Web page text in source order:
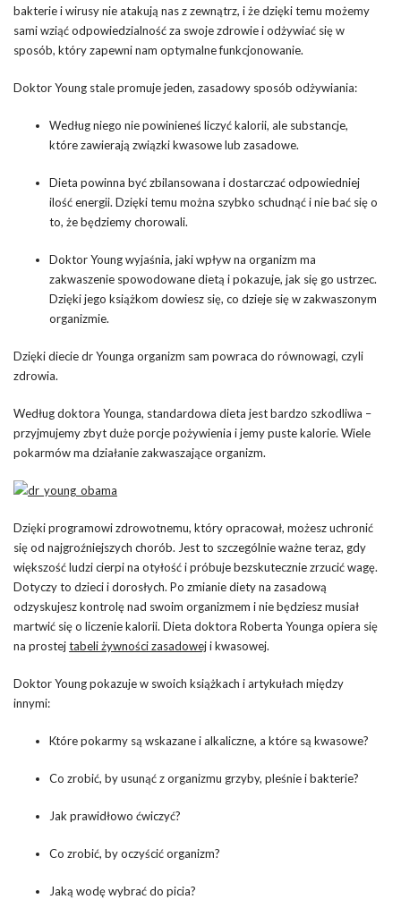
bakterie i wirusy nie atakują nas z zewnątrz, i że dzięki temu możemy
sami wziąć odpowiedzialność za swoje zdrowie i odżywiać się w
sposób, który zapewni nam optymalne funkcjonowanie.
Doktor Young stale promuje jeden, zasadowy sposób odżywiania:
Według niego nie powinieneś liczyć kalorii, ale substancje,
które zawierają związki kwasowe lub zasadowe.
Dieta powinna być zbilansowana i dostarczać odpowiedniej
ilość energii. Dzięki temu można szybko schudnąć i nie bać się o
to, że będziemy chorowali.
Doktor Young wyjaśnia, jaki wpływ na organizm ma
zakwaszenie spowodowane dietą i pokazuje, jak się go ustrzec.
Dzięki jego książkom dowiesz się, co dzieje się w zakwaszonym
organizmie.
Dzięki diecie dr Younga organizm sam powraca do równowagi, czyli
zdrowia.
Według doktora Younga, standardowa dieta jest bardzo szkodliwa –
przyjmujemy zbyt duże porcje pożywienia i jemy puste kalorie. Wiele
pokarmów ma działanie zakwaszające organizm.
Dzięki programowi zdrowotnemu, który opracował, możesz uchronić
się od najgroźniejszych chorób. Jest to szczególnie ważne teraz, gdy
większość ludzi cierpi na otyłość i próbuje bezskutecznie zrzucić wagę.
Dotyczy to dzieci i dorosłych. Po zmianie diety na zasadową
odzyskujesz kontrolę nad swoim organizmem i nie będziesz musiał
martwić się o liczenie kalorii. Dieta doktora Roberta Younga opiera się
na prostejtabeli żywności zasadoweji kwasowej.
Doktor Young pokazuje w swoich książkach i artykułach między
innymi:
Które pokarmy są wskazane i alkaliczne, a które są kwasowe?
Co zrobić, by usunąć z organizmu grzyby, pleśnie i bakterie?
Jak prawidłowo ćwiczyć?
Co zrobić, by oczyścić organizm?
Jaką wodę wybrać do picia?